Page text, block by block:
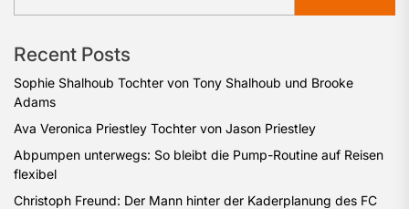
Recent Posts
Sophie Shalhoub Tochter von Tony Shalhoub und Brooke
Adams
Ava Veronica Priestley Tochter von Jason Priestley
Abpumpen unterwegs: So bleibt die Pump-Routine auf Reisen
flexibel
Christoph Freund: Der Mann hinter der Kaderplanung des FC